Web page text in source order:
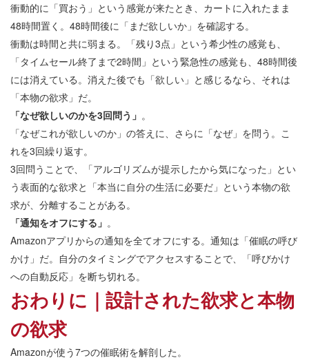
衝動的に「買おう」という感覚が来たとき、カートに入れたまま
48時間置く。48時間後に「まだ欲しいか」を確認する。
衝動は時間と共に弱まる。「残り3点」という希少性の感覚も、
「タイムセール終了まで2時間」という緊急性の感覚も、48時間後
には消えている。消えた後でも「欲しい」と感じるなら、それは
「本物の欲求」だ。
「なぜ欲しいのかを3回問う」 。
「なぜこれが欲しいのか」の答えに、さらに「なぜ」を問う。こ
れを3回繰り返す。
3回問うことで、「アルゴリズムが提示したから気になった」とい
う表面的な欲求と「本当に自分の生活に必要だ」という本物の欲
求が、分離することがある。
「通知をオフにする」 。
Amazonアプリからの通知を全てオフにする。通知は「催眠の呼び
かけ」だ。自分のタイミングでアクセスすることで、「呼びかけ
への自動反応」を断ち切れる。
おわりに｜設計された欲求と本物
の欲求
Amazonが使う7つの催眠術を解剖した。